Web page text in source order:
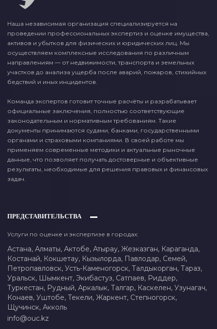
Наша независимая организация специализируется на
проведении профессиональных экспертиз и оценке имущества,
активов и убытков для физических и юридических лиц. Мы
осуществляем комплексные исследования по различным
направлениям — от недвижимости, транспорта и земельных
участков до анализа ущерба после аварий, пожаров, стихийных
бедствий и иных инцидентов.
Команда экспертов готовит точные расчёты и разрабатывает
официальные заключения, полностью соответствующие
законодательным и нормативным требованиям. Такие
документы принимаются судами, банками, государственными
органами и страховыми компаниями. В своей работе мы
применяем современные методики и актуальные рыночные
данные, что позволяет получать достоверные и объективные
результаты, необходимые для решения правовых и финансовых
задач.
ПРЕДСТАВИТЕЛЬСТВА
Услуги по оценке и экспертизе в городах:
Астана, Алматы, Актобе, Атырау, Жезказган, Караганда,
Костанай, Кокшетау, Кызылорда, Павлодар, Семей,
Петропавловск, Усть-Каменогорск, Талдыкорган, Тараз,
Уральск, Шымкент, Экибастуз, Сатпаев, Риддер,
Туркестан, Рудный, Аркалык, Талгар, Каскелен, Узунагач,
Конаев, Уштобе, Текели, Жаркент, Степногорск,
Щучинск, Акколь
info@ouc.kz